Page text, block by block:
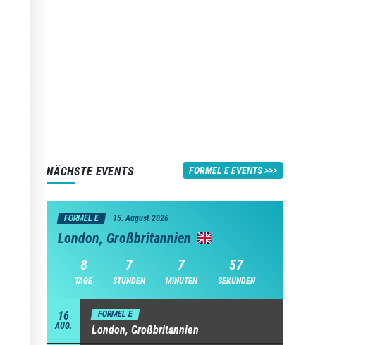
NÄCHSTE EVENTS FORMEL E EVENTS
FORMEL E 15. August 2026
London, Großbritannien
8
TAGE
7
STUNDEN
7
MINUTEN
56
SEKUNDEN
16
AUG.
FORMEL E
London, Großbritannien